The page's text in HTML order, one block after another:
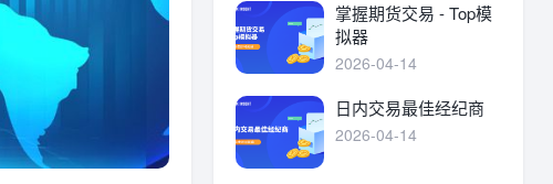
掌握期货交易 - Top模
拟器
2026-04-14
日内交易最佳经纪商
2026-04-14